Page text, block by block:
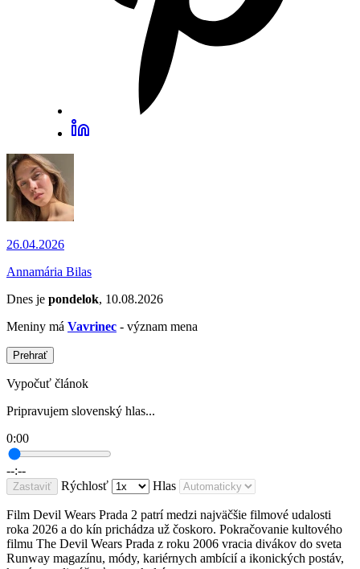
26.04.2026
Annamária Bilas
Dnes je pondelok, 10.08.2026
Meniny má Vavrinec - význam mena
Prehrať
Vypočuť článok
Pripravujem slovenský hlas...
0:00
--:--
Zastaviť Rýchlosť Hlas
Film Devil Wears Prada 2 patrí medzi najväčšie filmové udalosti
roka 2026 a do kín prichádza už čoskoro. Pokračovanie kultového
filmu The Devil Wears Prada z roku 2006 vracia divákov do sveta
Runway magazínu, módy, kariérnych ambícií a ikonických postáv,